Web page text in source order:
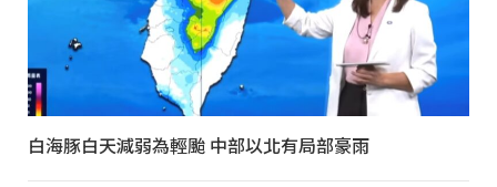
白海豚白天減弱為輕颱 中部以北有局部豪雨